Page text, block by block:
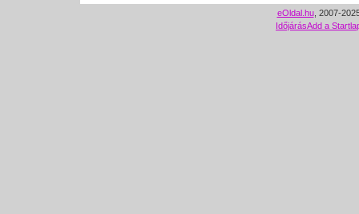
eOldal.hu, 2007-
IdőjárásAdd a